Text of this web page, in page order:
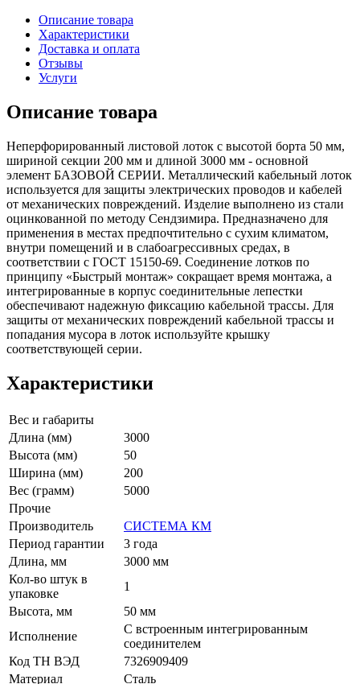
Описание товара
Характеристики
Доставка и оплата
Отзывы
Услуги
Описание товара
Неперфорированный листовой лоток с высотой борта 50 мм,
шириной секции 200 мм и длиной 3000 мм - основной
элемент БАЗОВОЙ СЕРИИ. Металлический кабельный лоток
используется для защиты электрических проводов и кабелей
от механических повреждений. Изделие выполнено из стали
оцинкованной по методу Сендзимира. Предназначено для
применения в местах предпочтительно с сухим климатом,
внутри помещений и в слабоагрессивных средах, в
соответствии с ГОСТ 15150-69. Соединение лотков по
принципу «Быстрый монтаж» сокращает время монтажа, а
интегрированные в корпус соединительные лепестки
обеспечивают надежную фиксацию кабельной трассы. Для
защиты от механических повреждений кабельной трассы и
попадания мусора в лоток используйте крышку
соответствующей серии.
Характеристики
Вес и габариты
Длина (мм)
3000
Высота (мм)
50
Ширина (мм)
200
Вес (грамм)
5000
Прочие
Производитель
СИСТЕМА КМ
Период гарантии
3 года
Длина, мм
3000 мм
Кол-во штук в
упаковке
1
Высота, мм
50 мм
Исполнение
С встроенным интегрированным
соединителем
Код ТН ВЭД
7326909409
Материал
Сталь